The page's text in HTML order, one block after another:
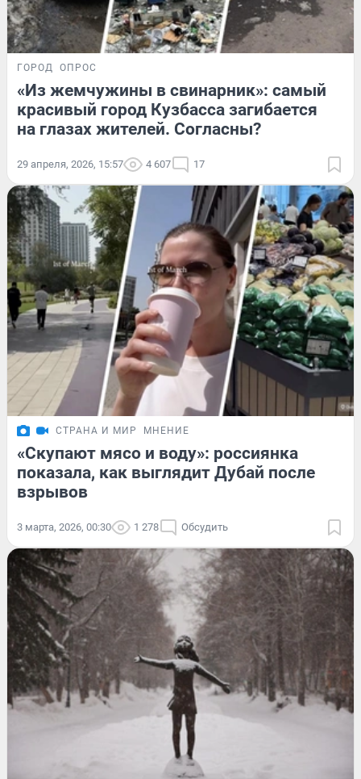
ГОРОД ОПРОС
«Из жемчужины в свинарник»: самый
красивый город Кузбасса загибается
на глазах жителей. Согласны?
29 апреля, 2026, 15:57 4 607 17
СТРАНА И МИР МНЕНИЕ
«Скупают мясо и воду»: россиянка
показала, как выглядит Дубай после
взрывов
3 марта, 2026, 00:30 1 278 Обсудить